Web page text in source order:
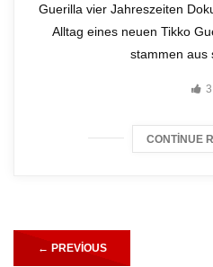
Guerilla vier Jahreszeiten
Alltag eines neuen Tikko
stammen aus
3
CONTINUE
← PREVIOUS